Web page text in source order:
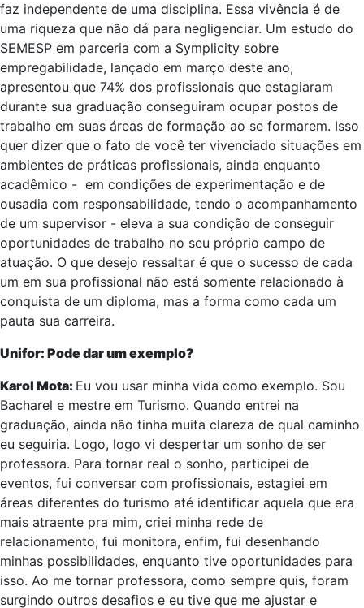
faz independente de uma disciplina. Essa vivência é de
uma riqueza que não dá para negligenciar. Um estudo do
SEMESP em parceria com a Symplicity sobre
empregabilidade, lançado em março deste ano,
apresentou que 74% dos profissionais que estagiaram
durante sua graduação conseguiram ocupar postos de
trabalho em suas áreas de formação ao se formarem. Isso
quer dizer que o fato de você ter vivenciado situações em
ambientes de práticas profissionais, ainda enquanto
acadêmico - em condições de experimentação e de
ousadia com responsabilidade, tendo o acompanhamento
de um supervisor - eleva a sua condição de conseguir
oportunidades de trabalho no seu próprio campo de
atuação. O que desejo ressaltar é que o sucesso de cada
um em sua profissional não está somente relacionado à
conquista de um diploma, mas a forma como cada um
pauta sua carreira.
Unifor: Pode dar um exemplo?
Karol Mota: Eu vou usar minha vida como exemplo. Sou
Bacharel e mestre em Turismo. Quando entrei na
graduação, ainda não tinha muita clareza de qual caminho
eu seguiria. Logo, logo vi despertar um sonho de ser
professora. Para tornar real o sonho, participei de
eventos, fui conversar com profissionais, estagiei em
áreas diferentes do turismo até identificar aquela que era
mais atraente pra mim, criei minha rede de
relacionamento, fui monitora, enfim, fui desenhando
minhas possibilidades, enquanto tive oportunidades para
isso. Ao me tornar professora, como sempre quis, foram
surgindo outros desafios e eu tive que me ajustar e